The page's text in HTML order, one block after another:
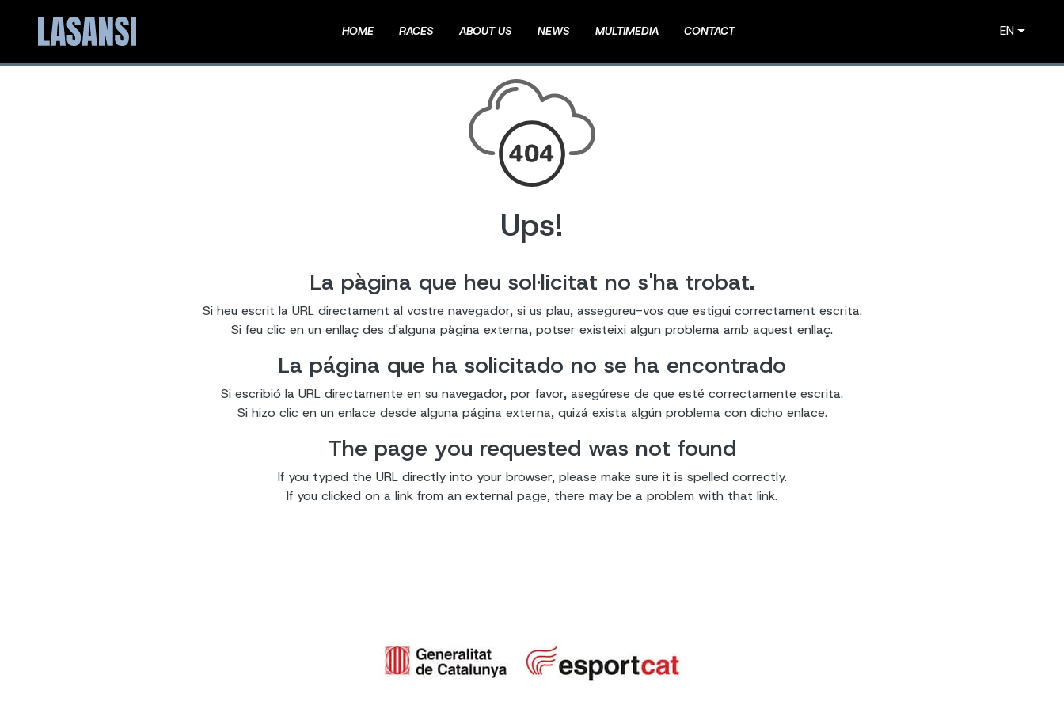
HOME RACES ABOUT US NEWS MULTIMEDIA CONTACT EN
Ups!
La pàgina que heu sol·licitat no s'ha trobat.
Si heu escrit la URL directament al vostre navegador, si us plau, assegureu-vos que estigui correctament escrita.
Si feu clic en un enllaç des d'alguna pàgina externa, potser existeixi algun problema amb aquest enllaç.
La página que ha solicitado no se ha encontrado
Si escribió la URL directamente en su navegador, por favor, asegúrese de que esté correctamente escrita.
Si hizo clic en un enlace desde alguna página externa, quizá exista algún problema con dicho enlace.
The page you requested was not found
If you typed the URL directly into your browser, please make sure it is spelled correctly.
If you clicked on a link from an external page, there may be a problem with that link.